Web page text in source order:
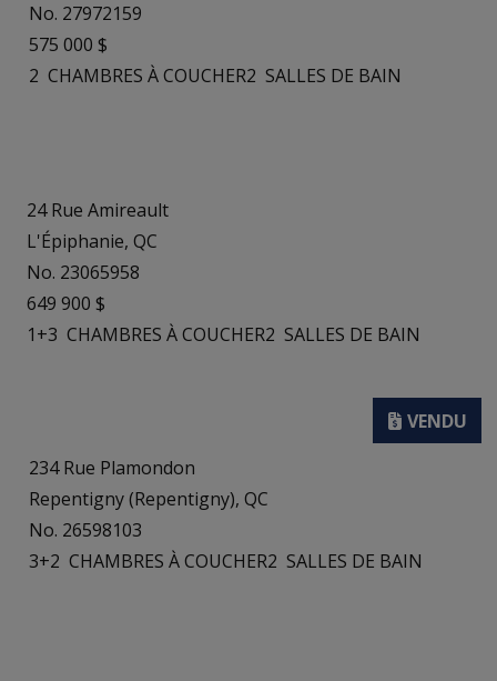
No. 27972159
575 000 $
2 CHAMBRES À COUCHER2 SALLES DE BAIN
24 Rue Amireault
L'Épiphanie, QC
No. 23065958
649 900 $
1+3 CHAMBRES À COUCHER2 SALLES DE BAIN
234 Rue Plamondon
Repentigny (Repentigny), QC
No. 26598103
3+2 CHAMBRES À COUCHER2 SALLES DE BAIN